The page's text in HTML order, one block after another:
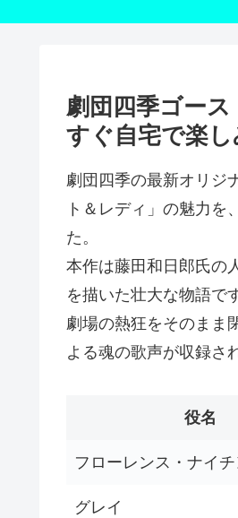
劇団四季ゴー
すぐ自宅で楽
劇団四季の最新オリジ
ト＆レディ」の魅力を
た。
本作は藤田和日郎氏の
を描いた壮大な物語で
劇場の熱狂をそのまま
よる魂の歌声が収録さ
役名
フローレンス・ナイ
グレイ